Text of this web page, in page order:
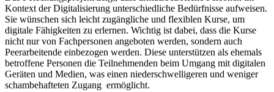
Kontext der Digitalisierung unterschiedliche Bedürfnisse aufweisen.
Sie wünschen sich leicht zugängliche und flexiblen Kurse, um
digitale Fähigkeiten zu erlernen. Wichtig ist dabei, dass die Kurse
nicht nur von Fachpersonen angeboten werden, sondern auch
Peerarbeitende einbezogen werden. Diese unterstützen als ehemals
betroffene Personen die Teilnehmenden beim Umgang mit digitalen
Geräten und Medien, was einen niederschwelligeren und weniger
schambehafteten Zugang ermöglicht.